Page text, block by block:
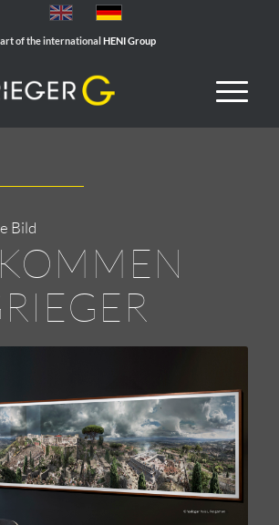
of the internationalHENI Group
Bild